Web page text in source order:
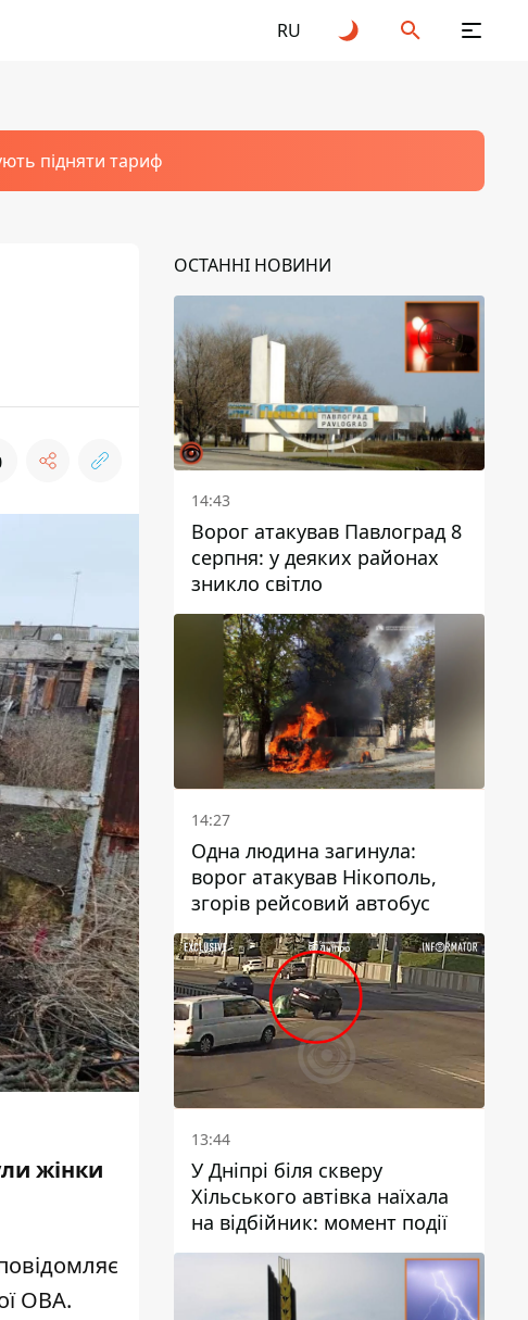
RU
підняти тариф
жінки
ОВА.
ОСТАННІ НОВИНИ
14:43
Ворог атакував Павлоград 8
серпня: у деяких районах
зникло світло
14:27
Одна людина загинула:
ворог атакував Нікополь,
згорів рейсовий автобус
13:44
У Дніпрі біля скверу
Хільського автівка наїхала
на відбійник: момент події